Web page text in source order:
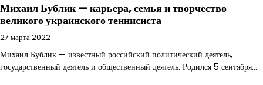
Михаил Бублик — карьера, семья и творчество
великого украинского теннисиста
27 марта 2022
Михаил Бублик — известный российский политический деятель,
государственный деятель и общественный деятель. Родился 5 сентября…